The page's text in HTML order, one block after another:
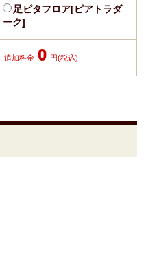
足ピタフロア[ピアトラダ
ーク]
追加料金 0 円(税込)